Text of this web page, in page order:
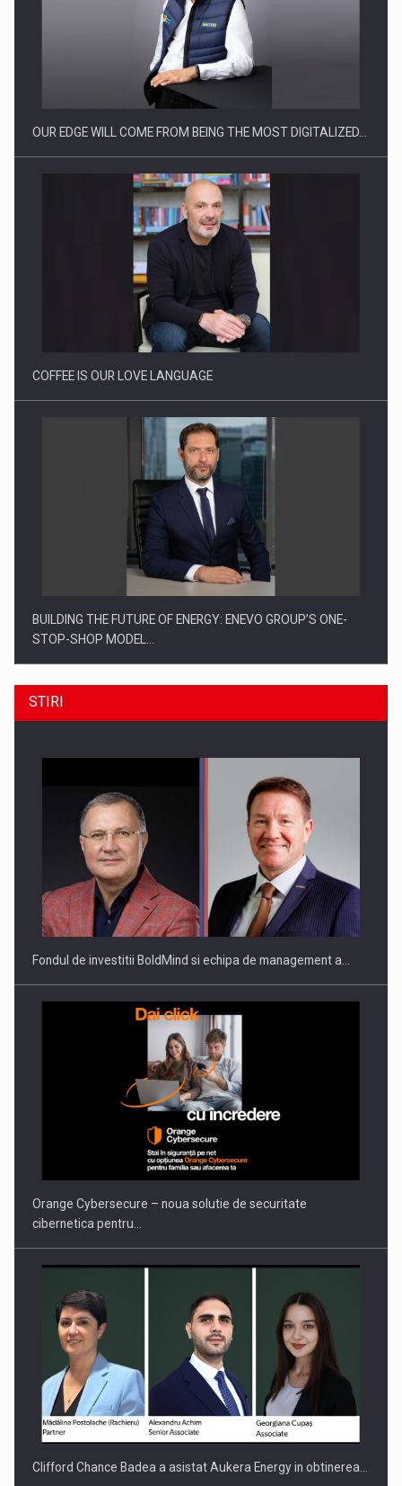
CEO Conference - Shaping The Future - Technology and…
Webinar - Business Evolution-RETHINK STRATEGY-Finantare
Investitii Digitalizare
OUR EDGE WILL COME FROM BEING THE MOST DIGITALIZED…
COFFEE IS OUR LOVE LANGUAGE
BUILDING THE FUTURE OF ENERGY: ENEVO GROUP’S ONE-
STOP-SHOP MODEL…
ROOTED IN ROMANIA, BUILT TO DELIVER TECHNOLOGY FOR
THE…
PUTTING ROMANIAN CORPORATE COMPANIES ON THE
INTERNATIONAL BUSINESS SCENE
STIRI
Fondul de investitii BoldMind si echipa de management a…
Orange Cybersecure – noua solutie de securitate
cibernetica pentru…
Clifford Chance Badea a asistat Aukera Energy in obtinerea…